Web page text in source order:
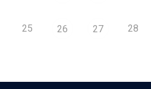
25 26 27 28